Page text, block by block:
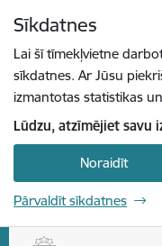
Sīkdatnes
Lai šī tīmekļvietne
sīkdatnes. Ar Jūsu
izmantotas statistikas
Lūdzu, atzīmējiet savu
Noraidīt
Pārvaldīt sīkdatnes